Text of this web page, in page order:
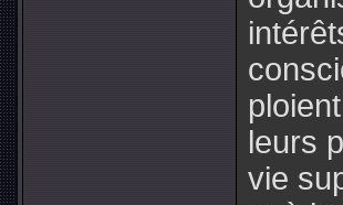
leurs
vie